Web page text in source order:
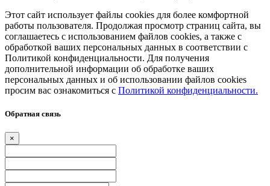
Этот сайт использует файлы cookies для более комфортной
работы пользователя. Продолжая просмотр страниц сайта, вы
соглашаетесь с использованием файлов cookies, а также с
обработкой ваших персональных данных в соответствии с
Политикой конфиденциальности. Для получения
дополнительной информации об обработке ваших
персональных данных и об использовании файлов cookies
просим вас ознакомиться с Политикой конфиденциальности.
Обратная связь
×